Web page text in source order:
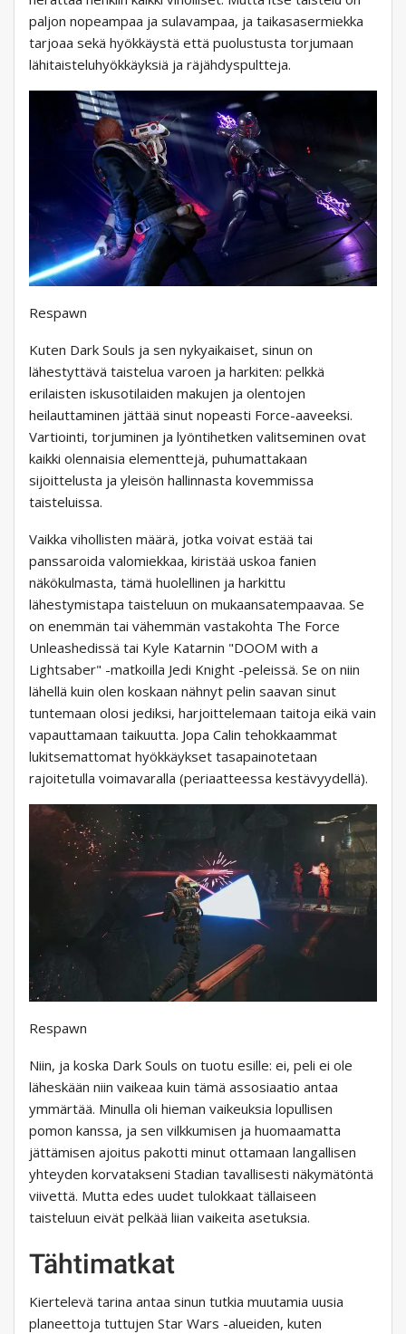
paljon nopeampaa ja sulavampaa, ja taikasasermiekka
tarjoaa sekä hyökkäystä että puolustusta torjumaan
lähitaisteluhyökkäyksiä ja räjähdyspultteja.
Respawn
Kuten Dark Souls ja sen nykyaikaiset, sinun on
lähestyttävä taistelua varoen ja harkiten: pelkkä
erilaisten iskusotilaiden makujen ja olentojen
heilauttaminen jättää sinut nopeasti Force-aaveeksi.
Vartiointi, torjuminen ja lyöntihetken valitseminen ovat
kaikki olennaisia ​​elementtejä, puhumattakaan
sijoittelusta ja yleisön hallinnasta kovemmissa
taisteluissa.
Vaikka vihollisten määrä, jotka voivat estää tai
panssaroida valomiekkaa, kiristää uskoa fanien
näkökulmasta, tämä huolellinen ja harkittu
lähestymistapa taisteluun on mukaansatempaavaa. Se
on enemmän tai vähemmän vastakohta The Force
Unleashedissä tai Kyle Katarnin "DOOM with a
Lightsaber" -matkoilla Jedi Knight -peleissä. Se on niin
lähellä kuin olen koskaan nähnyt pelin saavan sinut
tuntemaan olosi jediksi, harjoittelemaan taitoja eikä vain
vapauttamaan taikuutta. Jopa Calin tehokkaammat
lukitsemattomat hyökkäykset tasapainotetaan
rajoitetulla voimavaralla (periaatteessa kestävyydellä).
Respawn
Niin, ja koska Dark Souls on tuotu esille: ei, peli ei ole
läheskään niin vaikeaa kuin tämä assosiaatio antaa
ymmärtää. Minulla oli hieman vaikeuksia lopullisen
pomon kanssa, ja sen vilkkumisen ja huomaamatta
jättämisen ajoitus pakotti minut ottamaan langallisen
yhteyden korvatakseni Stadian tavallisesti näkymätöntä
viivettä. Mutta edes uudet tulokkaat tällaiseen
taisteluun eivät pelkää liian vaikeita asetuksia.
Tähtimatkat
Kiertelevä tarina antaa sinun tutkia muutamia uusia
planeettoja tuttujen Star Wars -alueiden, kuten